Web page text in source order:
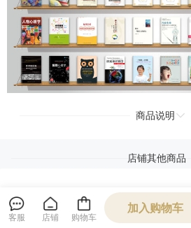
商品说明
店铺其他商品
客服 店铺 购物车
加入购物车